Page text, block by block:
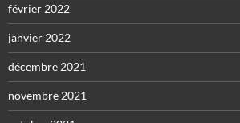
février 2022
janvier 2022
décembre 2021
novembre 2021